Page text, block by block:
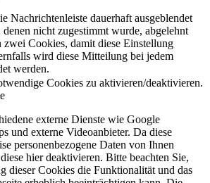
Nachrichtenleiste dauerhaft ausgeblendet
nicht zugestimmt wurde, abgelehnt
Cookies, damit diese Einstellung
wird diese Mitteilung bei jedem
werden.
Cookies zu aktivieren/deaktivieren.
externe Dienste wie Google
und externe Videoanbieter. Da diese
personenbezogene Daten von Ihnen
hier deaktivieren. Bitte beachten Sie,
dieser Cookies die Funktionalität und das